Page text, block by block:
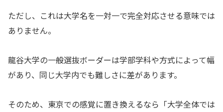
ただし、これは大学名を一対一で完全対応させる意味では
ありません。
龍谷大学の一般選抜ボーダーは学部学科や方式によって幅
があり、同じ大学内でも難しさに差があります。
そのため、東京での感覚に置き換えるなら「大学全体では